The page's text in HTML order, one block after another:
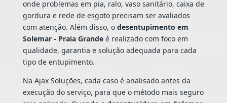
onde problemas em pia, ralo, vaso sanitário, caixa de
gordura e rede de esgoto precisam ser avaliados
com atenção. Além disso, o desentupimento em
Solemar - Praia Grandeé realizado com foco em
qualidade, garantia e solução adequada para cada
tipo de entupimento.
Na Ajax Soluções, cada caso é analisado antes da
execução do serviço, para que o método mais seguro